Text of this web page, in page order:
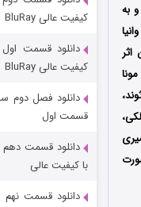
به
شکست استوارت
قسمت 7 (زیرنویس)
کیفیت عالی BluRay
دانلود قسمت
کیفیت عالی BluRay
دانلود فصل دوم
قسمت اول
دانلود قسمت
با کیفیت عالی
دانلود قسمت